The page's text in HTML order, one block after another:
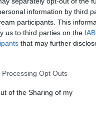
information by third
participants. This
us to third parties on the
that may further
Opt Outs
of the Sharing of my